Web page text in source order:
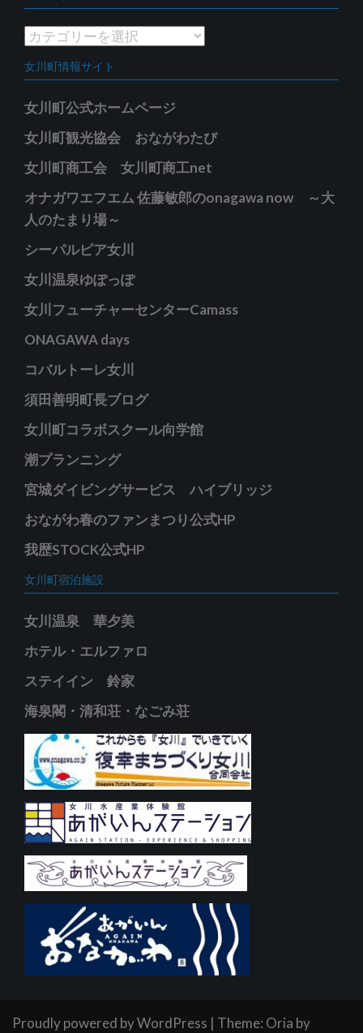
カ
イ
ブ
カ
ゴ
リ
女川町情報サイト
女川町公式ホームページ
女川町観光協会 おながわたび
女川町商工会 女川町商工net
オナガワエフエム 佐藤敏郎のonagawa now ～大
人のたまり場～
シーパルピア女川
女川温泉ゆぽっぽ
女川フューチャーセンターCamass
ONAGAWA days
コバルトーレ女川
須田善明町長ブログ
女川町コラボスクール向学館
潮プランニング
宮城ダイビングサービス ハイブリッジ
おながわ春のファンまつり公式HP
我歴STOCK公式HP
女川町宿泊施設
女川温泉 華夕美
ホテル・エルファロ
ステイイン 鈴家
海泉閣・清和荘・なごみ荘
Proudly powered by WordPress | Theme: Oria by